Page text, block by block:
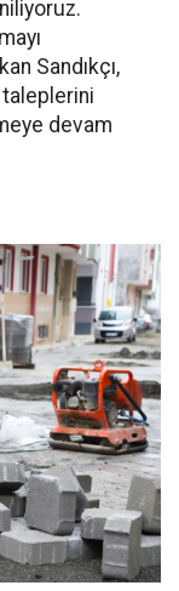
Sandıkçı,
taleplerini
devam